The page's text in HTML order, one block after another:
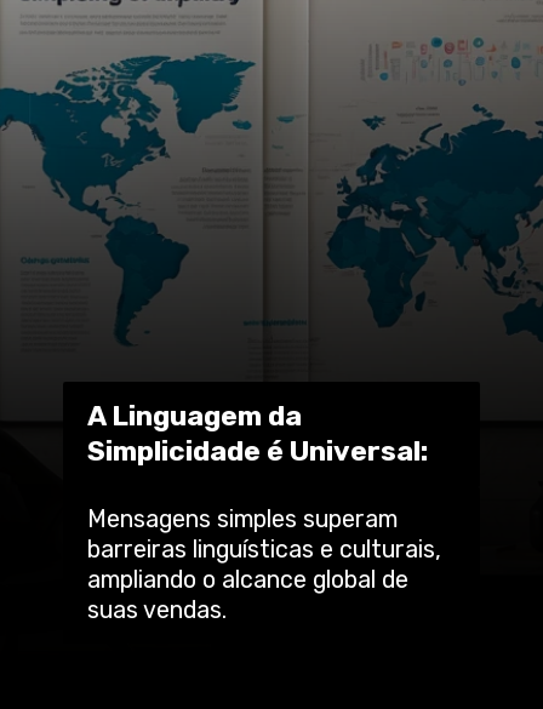
Mensagens simples superam
barreiras linguísticas e culturais,
ampliando o alcance global de
suas vendas.
A Linguagem da
Simplicidade é Universal: